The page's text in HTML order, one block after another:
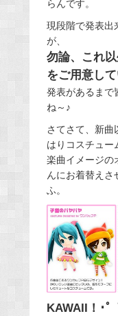
らんです。
現段階で発表出
が、
勿論、これ
をご用意して
発表があるまで
ね～♪
さてさて、新曲
はりコスチュー
楽曲イメージの
んにお着替えさ
ふ。
KAWAII！･